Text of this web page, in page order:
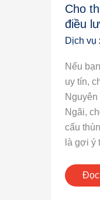
Cho
điều
Dịch vụ
Nếu
uy tín,
Ngãi,
cẩu
là gợi ý
lưu
ý
an
sử
dụng
xe
cẩu